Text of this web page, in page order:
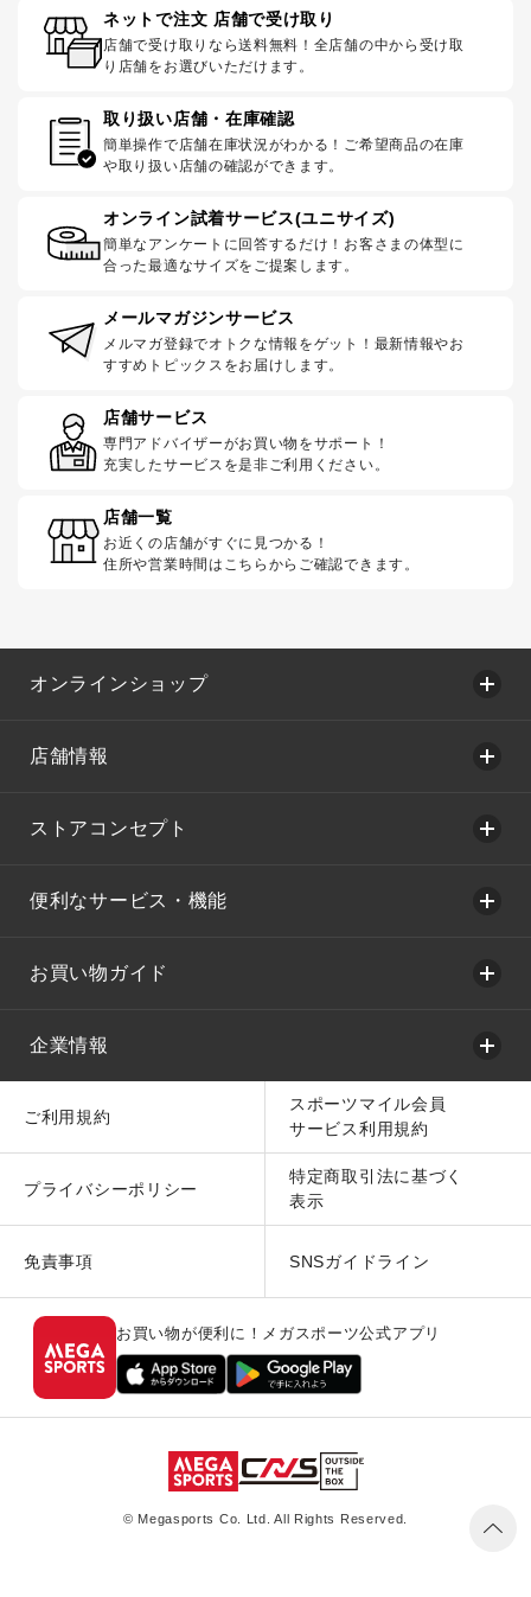
ネットで注文 店舗で受け取り
店舗で受け取りなら送料無料！全店舗の中から受け取
り店舗をお選びいただけます。
取り扱い店舗・在庫確認
簡単操作で店舗在庫状況がわかる！ご希望商品の在庫
や取り扱い店舗の確認ができます。
オンライン試着サービス(ユニサイズ)
簡単なアンケートに回答するだけ！お客さまの体型に
合った最適なサイズをご提案します。
メールマガジンサービス
メルマガ登録でオトクな情報をゲット！最新情報やお
すすめトピックスをお届けします。
店舗サービス
専門アドバイザーがお買い物をサポート！
充実したサービスを是非ご利用ください。
店舗一覧
お近くの店舗がすぐに見つかる！
住所や営業時間はこちらからご確認できます。
オンラインショップ
店舗情報
ストアコンセプト
便利なサービス・機能
お買い物ガイド
企業情報
ご利用規約
スポーツマイル会員
サービス利用規約
プライバシーポリシー
特定商取引法に基づく
表示
免責事項 SNSガイドライン
お買い物が便利に！メガスポーツ公式アプリ
© Megasports Co. Ltd. All Rights Reserved.